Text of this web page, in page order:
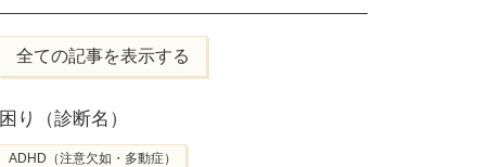
全ての記事を表示する
困り（診断名）
ADHD（注意欠如・多動症）